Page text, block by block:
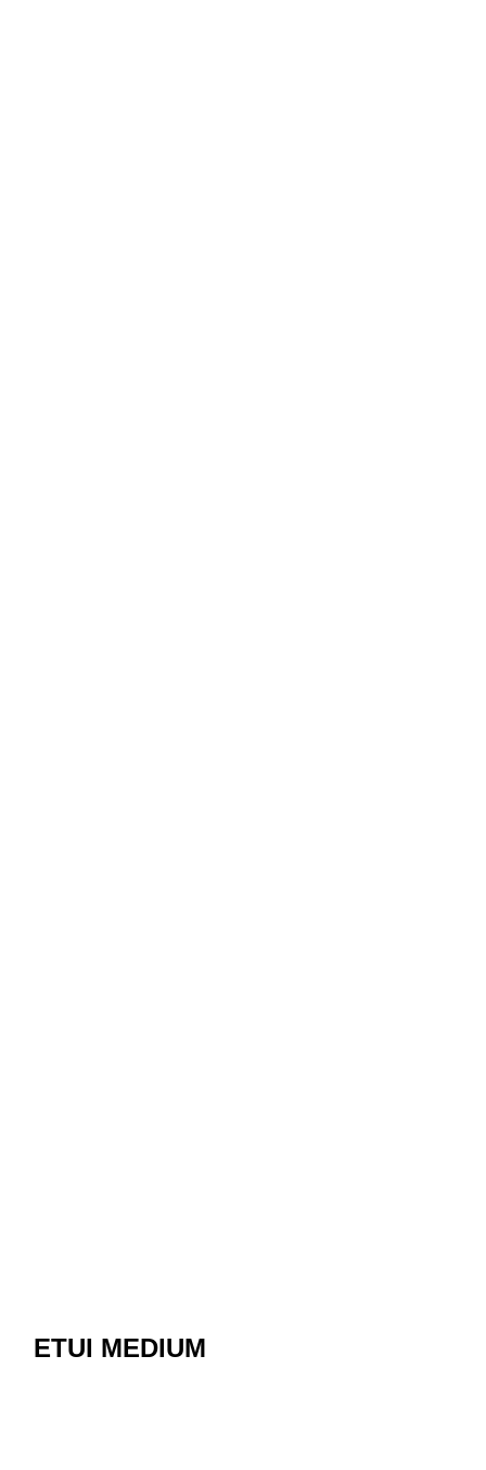
ETUI MEDIUM